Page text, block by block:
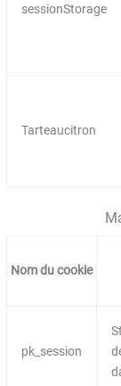
sessionStorage
Tarteaucitron
Nom du cookie
pk_session